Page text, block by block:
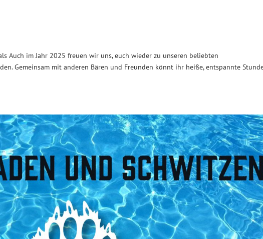
Auch im Jahr 2025 freuen wir uns, euch wieder zu unseren beliebten
Gemeinsam mit anderen Bären und Freunden könnt ihr heiße, entspannte